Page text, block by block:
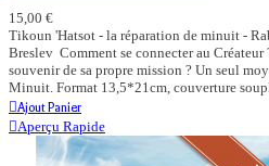
15,00 €
Tikoun 'Hatsot - la réparation de minuit -
Breslev Comment se connecter au Créateur
souvenir de sa propre mission ? Un seul
Minuit. Format 13,5*21cm, couverture
Ajout Panier
Aperçu Rapide